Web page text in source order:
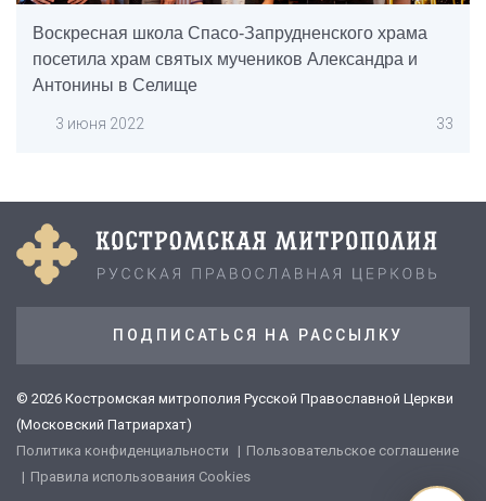
Воскресная школа Спасо-Запрудненского храма
посетила храм святых мучеников Александра и
Антонины в Селище
3 июня 2022 33
ПОДПИСАТЬСЯ НА РАССЫЛКУ
© 2026 Костромская митрополия Русской Православной Церкви
(Московский Патриархат)
Политика конфиденциальности
Пользовательское соглашение
Правила использования Cookies